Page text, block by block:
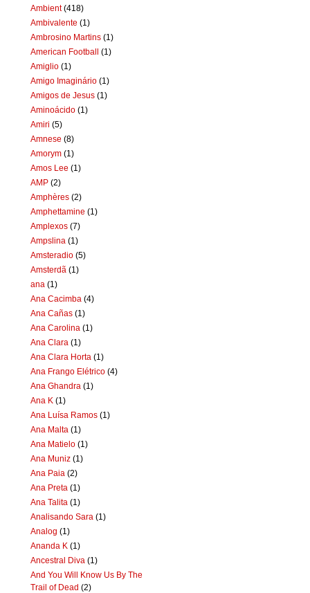
Ambient (418)
Ambivalente (1)
Ambrosino Martins (1)
American Football (1)
Amiglio (1)
Amigo Imaginário (1)
Amigos de Jesus (1)
Aminoácido (1)
Amiri (5)
Amnese (8)
Amorym (1)
Amos Lee (1)
AMP (2)
Amphères (2)
Amphettamine (1)
Amplexos (7)
Ampslina (1)
Amsteradio (5)
Amsterdã (1)
ana (1)
Ana Cacimba (4)
Ana Cañas (1)
Ana Carolina (1)
Ana Clara (1)
Ana Clara Horta (1)
Ana Frango Elétrico (4)
Ana Ghandra (1)
Ana K (1)
Ana Luísa Ramos (1)
Ana Malta (1)
Ana Matielo (1)
Ana Muniz (1)
Ana Paia (2)
Ana Preta (1)
Ana Talita (1)
Analisando Sara (1)
Analog (1)
Ananda K (1)
Ancestral Diva (1)
And You Will Know Us By The
Trail of Dead (2)